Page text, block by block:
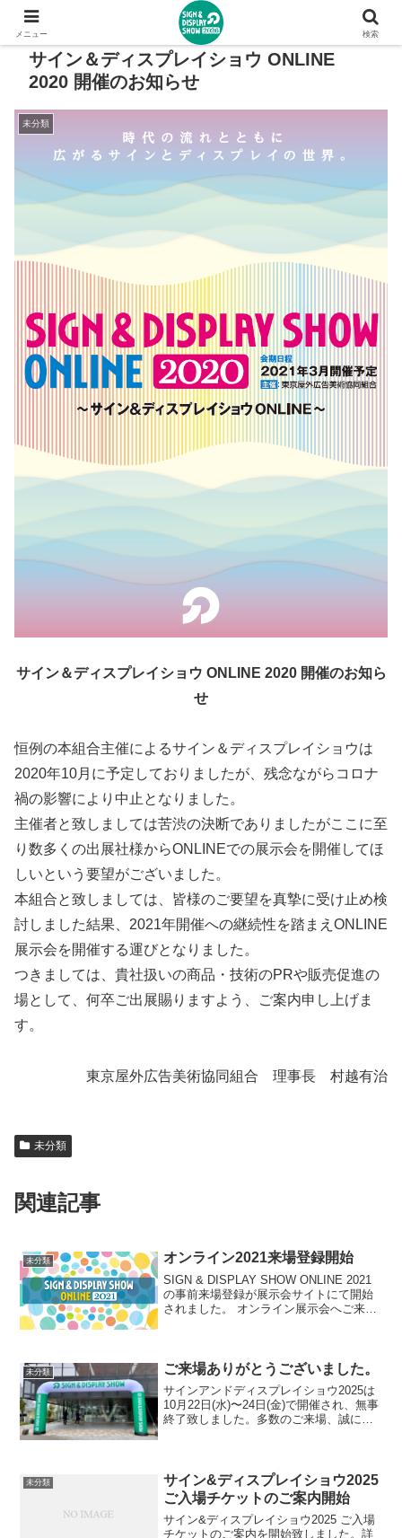
サイン＆ディスプレイショウ ONLINE
2020 開催のお知らせ
未分類
サイン＆ディスプレイショウ ONLINE 2020 開催のお知ら
せ
恒例の本組合主催によるサイン＆ディスプレイショウは
2020年10月に予定しておりましたが、残念ながらコロナ
禍の影響により中止となりました。
主催者と致しましては苦渋の決断でありましたがここに至
り数多くの出展社様からONLINEでの展示会を開催してほ
しいという要望がございました。
本組合と致しましては、皆様のご要望を真摯に受け止め検
討しました結果、2021年開催への継続性を踏まえONLINE
展示会を開催する運びとなりました。
つきましては、貴社扱いの商品・技術のPRや販売促進の
場として、何卒ご出展賜りますよう、ご案内申し上げま
す。
東京屋外広告美術協同組合 理事長 村越有治
未分類
関連記事
未分類 オンライン2021来場登録開始
SIGN & DISPLAY SHOW ONLINE 2021
の事前来場登録が展示会サイトにて開始
されました。 オンライン展示会へご来場
未分類 ご来場ありがとうございました。
サインアンドディスプレイショウ2025は
10月22日(水)〜24日(金)で開催され、無事
終了致しました。多数のご来場、誠にあ
未分類
サイン&ディスプレイショウ2025
ご入場チケットのご案内開始
サイン&ディスプレイショウ2025 ご入場
チケットのご案内を開始致しました。詳
メニュー 検索